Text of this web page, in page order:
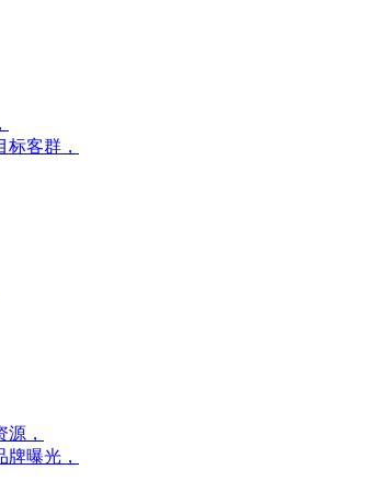
客群，
，
曝光，